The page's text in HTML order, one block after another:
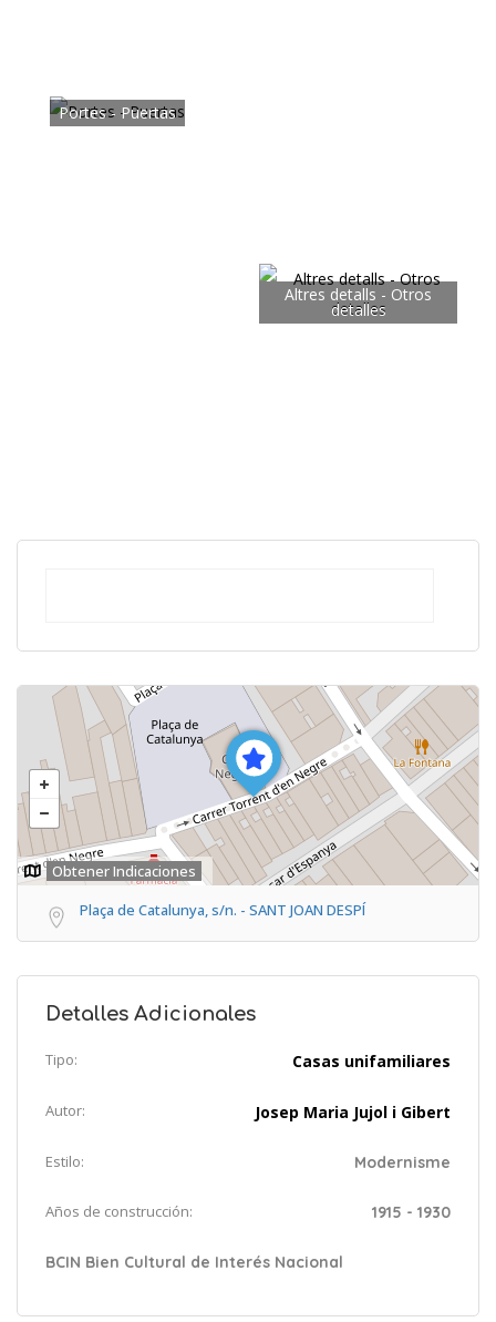
Portes - Puertas
Altres detalls - Otros
detalles
Obtener Indicaciones
Plaça de Catalunya, s/n. - SANT JOAN DESPÍ
Detalles Adicionales
Tipo: Casas unifamiliares
Autor: Josep Maria Jujol i Gibert
Estilo: Modernisme
Años de construcción: 1915 - 1930
BCIN Bien Cultural de Interés Nacional